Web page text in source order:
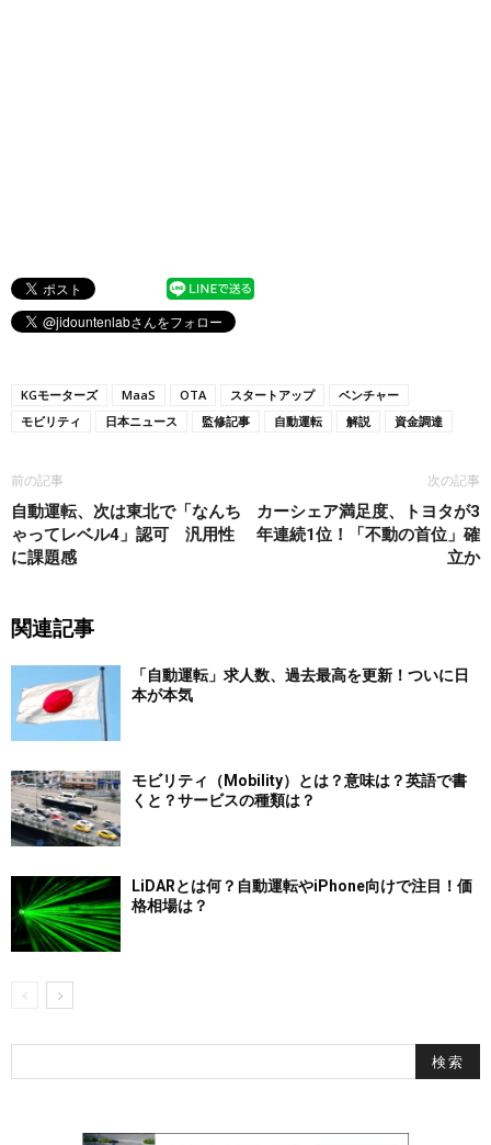
KGモーターズ MaaS OTA スタートアップ
ベンチャー
モビリティ
日本ニュース 監修記事 自動運転 解説 資金調達
前の記事
自動運転、次は東北で「なんち
ゃってレベル4」認可 汎用性
に課題感
次の記事
カーシェア満足度、トヨタが3
年連続1位！「不動の首位」確
立か
関連記事
「自動運転」求人数、過去最高を更新！ついに日
本が本気
モビリティ（Mobility）とは？意味は？英語で書
くと？サービスの種類は？
LiDARとは何？自動運転やiPhone向けで注目！価
格相場は？